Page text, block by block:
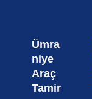
Ümra
niye
Araç
Tamir